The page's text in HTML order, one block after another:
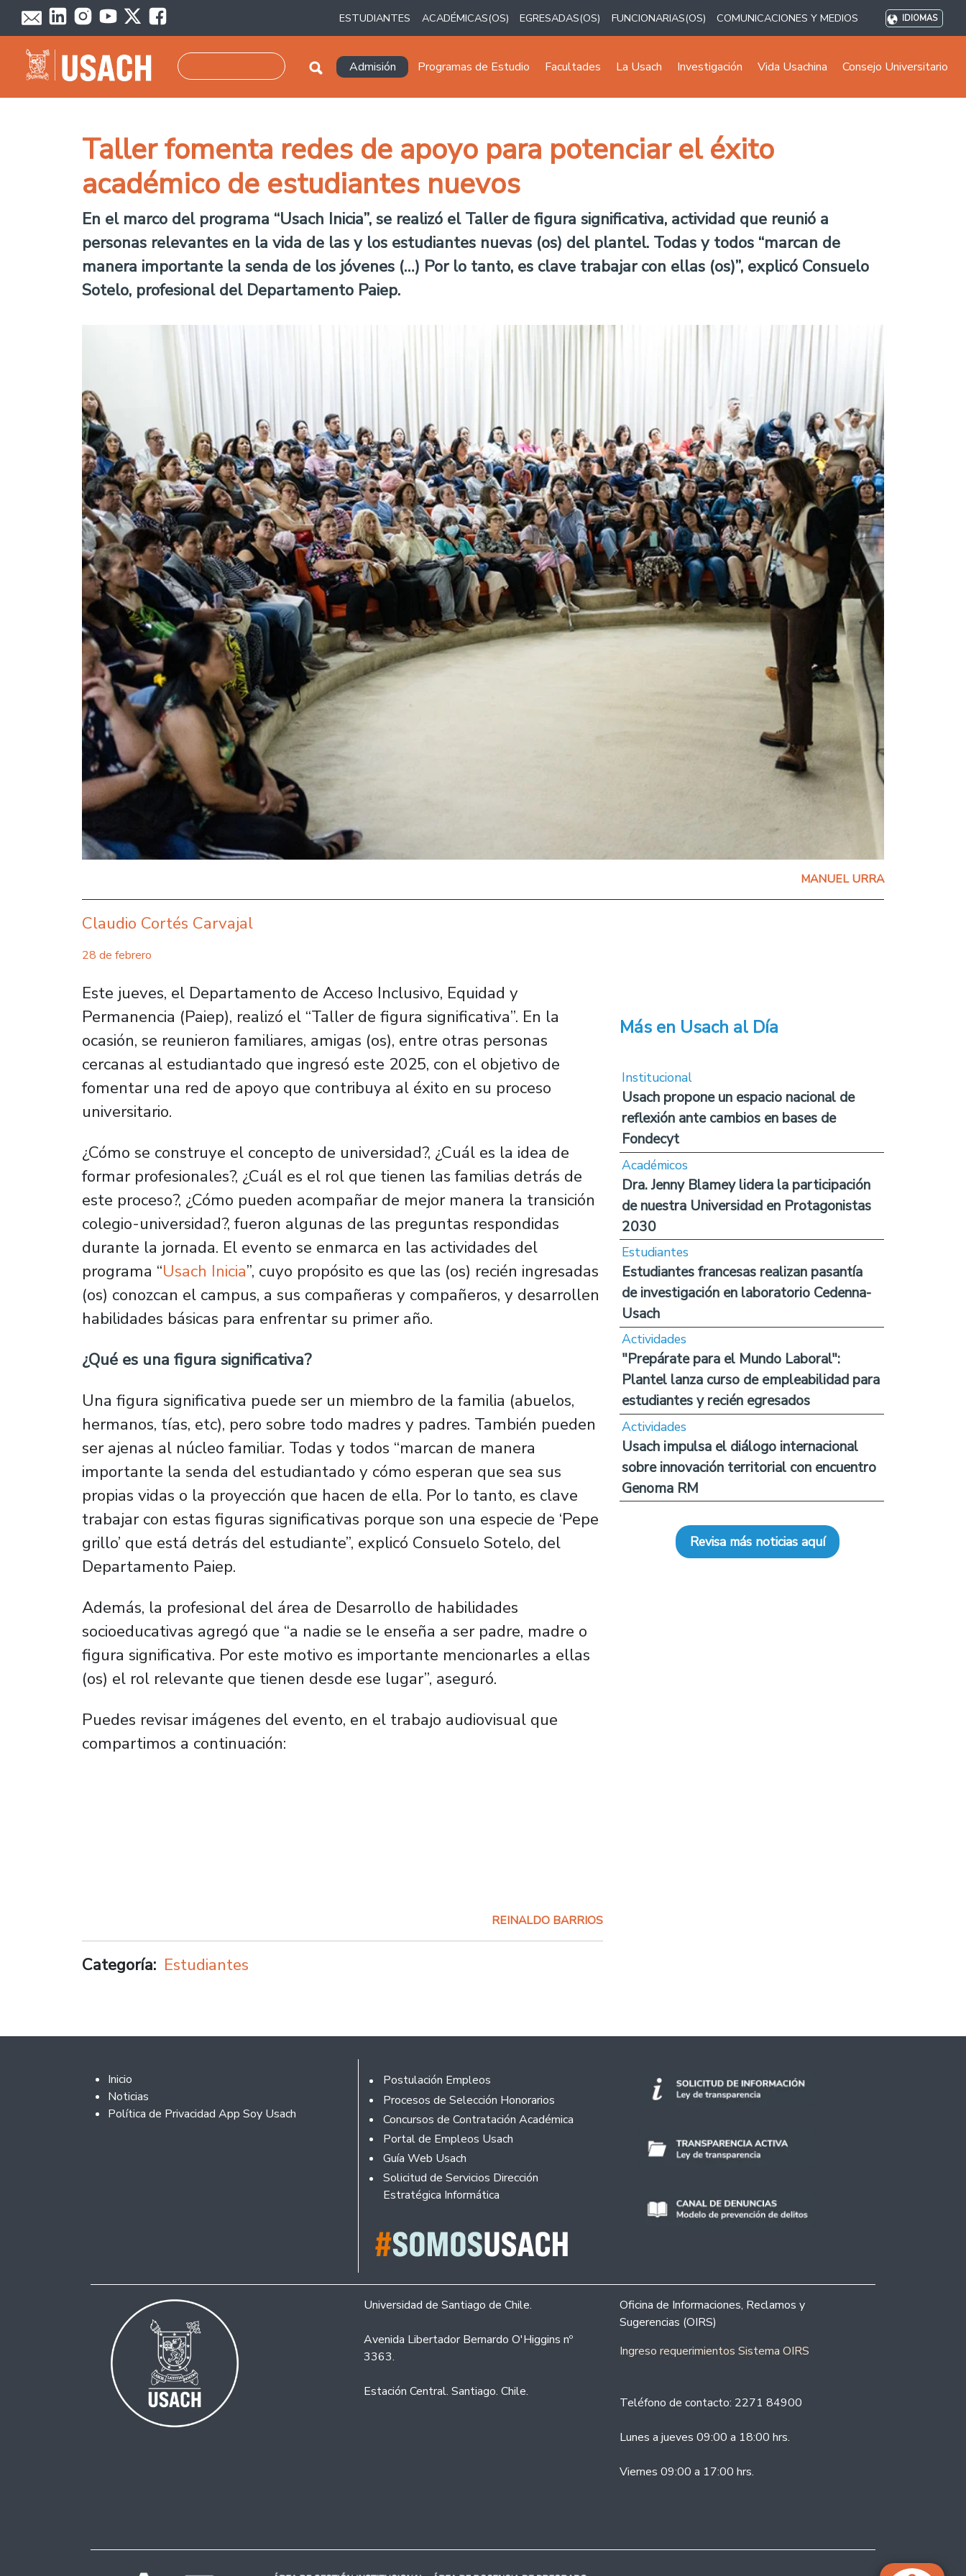
Pasar al contenido principal
ESTUDIANTES ACADÉMICAS(OS) EGRESADAS(OS) FUNCIONARIAS(OS) COMUNICACIONES Y MEDIOS IDIOMAS
Navegación principal
Admisión Programas de Estudio Facultades La Usach Investigación Vida Usachina Consejo Universitario
Taller fomenta redes de apoyo para potenciar el éxito
académico de estudiantes nuevos
En el marco del programa “Usach Inicia”, se realizó el Taller de figura significativa, actividad que reunió a
personas relevantes en la vida de las y los estudiantes nuevas (os) del plantel. Todas y todos “marcan de
manera importante la senda de los jóvenes (…) Por lo tanto, es clave trabajar con ellas (os)”, explicó Consuelo
Sotelo, profesional del Departamento Paiep.
MANUEL URRA
Claudio Cortés Carvajal
28 de febrero
Este jueves, el Departamento de Acceso Inclusivo, Equidad y
Permanencia (Paiep), realizó el “Taller de figura significativa”. En la
ocasión, se reunieron familiares, amigas (os), entre otras personas
cercanas al estudiantado que ingresó este 2025, con el objetivo de
fomentar una red de apoyo que contribuya al éxito en su proceso
universitario.
¿Cómo se construye el concepto de universidad?, ¿Cuál es la idea de
formar profesionales?, ¿Cuál es el rol que tienen las familias detrás de
este proceso?, ¿Cómo pueden acompañar de mejor manera la transición
colegio-universidad?, fueron algunas de las preguntas respondidas
durante la jornada. El evento se enmarca en las actividades del
programa “Usach Inicia”, cuyo propósito es que las (os) recién ingresadas
(os) conozcan el campus, a sus compañeras y compañeros, y desarrollen
habilidades básicas para enfrentar su primer año.
¿Qué es una figura significativa?
Una figura significativa puede ser un miembro de la familia (abuelos,
hermanos, tías, etc), pero sobre todo madres y padres. También pueden
ser ajenas al núcleo familiar. Todas y todos “marcan de manera
importante la senda del estudiantado y cómo esperan que sea sus
propias vidas o la proyección que hacen de ella. Por lo tanto, es clave
trabajar con estas figuras significativas porque son una especie de ‘Pepe
grillo’ que está detrás del estudiante”, explicó Consuelo Sotelo, del
Departamento Paiep.
Además, la profesional del área de Desarrollo de habilidades
socioeducativas agregó que “a nadie se le enseña a ser padre, madre o
figura significativa. Por este motivo es importante mencionarles a ellas
(os) el rol relevante que tienen desde ese lugar”, aseguró.
Puedes revisar imágenes del evento, en el trabajo audiovisual que
compartimos a continuación:
REINALDO BARRIOS
Categoría Estudiantes
Más en Usach al Día
Institucional
Usach propone un espacio nacional de
reflexión ante cambios en bases de
Fondecyt
Académicos
Dra. Jenny Blamey lidera la participación
de nuestra Universidad en Protagonistas
2030
Estudiantes
Estudiantes francesas realizan pasantía
de investigación en laboratorio Cedenna-
Usach
Actividades
"Prepárate para el Mundo Laboral":
Plantel lanza curso de empleabilidad para
estudiantes y recién egresados
Actividades
Usach impulsa el diálogo internacional
sobre innovación territorial con encuentro
Genoma RM
Revisa más noticias aquí
Footer 2
Inicio
Noticias
Política de Privacidad App Soy Usach
Footer
Postulación Empleos
Procesos de Selección Honorarios
Concursos de Contratación Académica
Portal de Empleos Usach
Guía Web Usach
Solicitud de Servicios Dirección
Estratégica Informática
Universidad de Santiago de Chile.
Avenida Libertador Bernardo O'Higgins nº
3363.
Estación Central. Santiago. Chile.
Oficina de Informaciones, Reclamos y
Sugerencias (OIRS)
Ingreso requerimientos Sistema OIRS
Teléfono de contacto: 2271 84900
Lunes a jueves 09:00 a 18:00 hrs.
Viernes 09:00 a 17:00 hrs.